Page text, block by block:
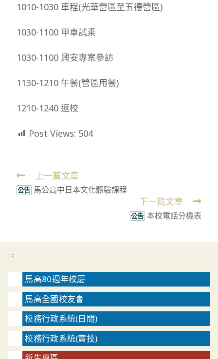
1010-1030 車程(光華營區至五德營區)
1030-1100 甲車試乘
1030-1100 興安專案參訪
1130-1210 午餐(營區用餐)
1210-1240 返校
Post Views: 504
Read
more
上一篇文章
公告 馬公高中日本文化體驗課程
下一篇文章
公告 本校電話分機表
:::
馬高80週年校慶
馬高全國校友會
校務行政系統(日間)
校務行政系統(實技)